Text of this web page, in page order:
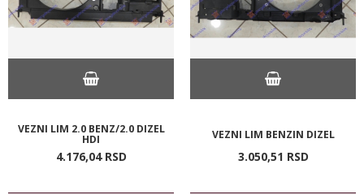
VEZNI LIM 2.0 BENZ/2.0 DIZEL
HDI
4.176,04 RSD
VEZNI LIM BENZIN DIZEL
3.050,51 RSD